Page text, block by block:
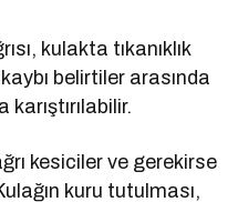
kulakta tıkanıklık
belirtiler arasında
kesiciler ve gerekirse
kuru tutulması,